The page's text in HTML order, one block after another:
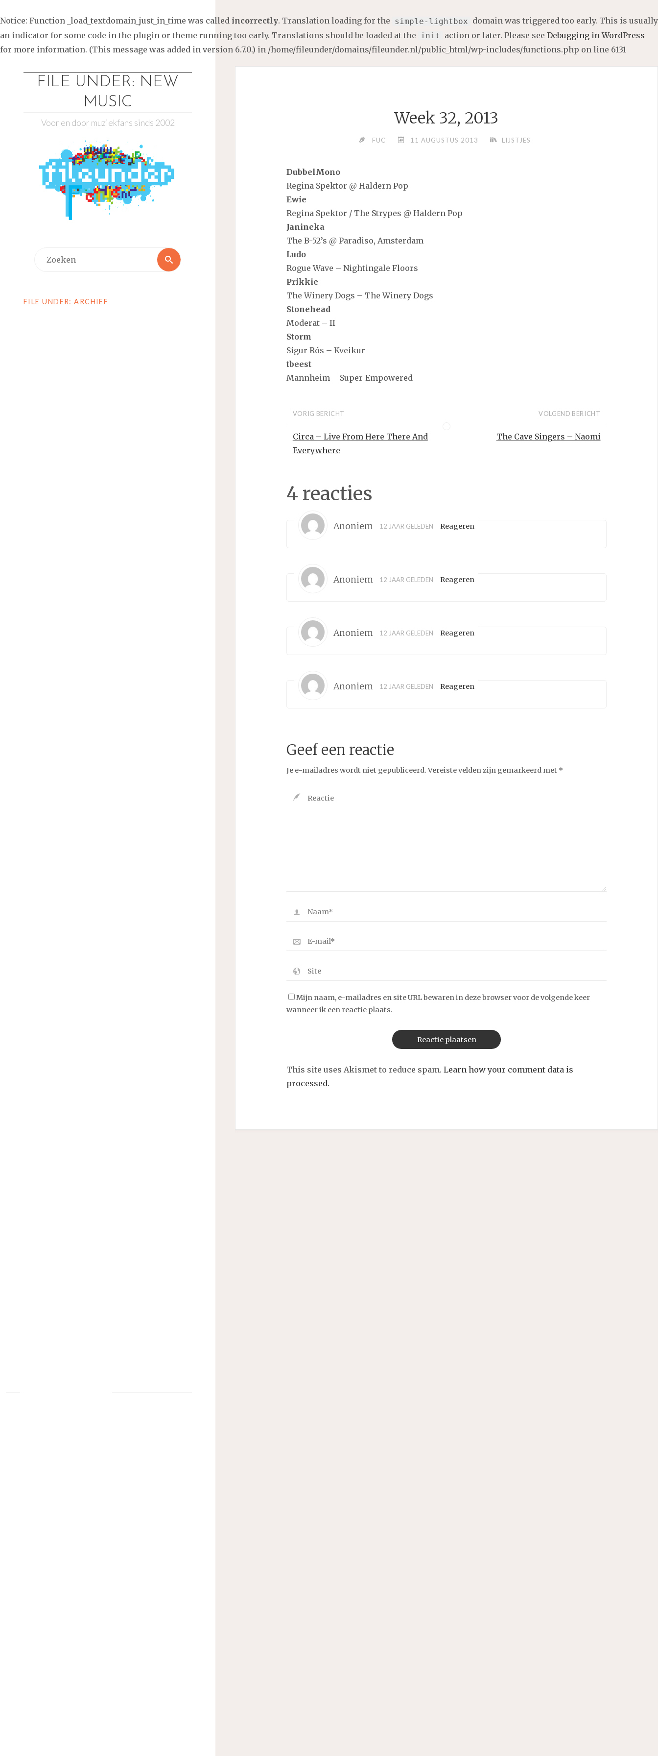
Notice: Function _load_textdomain_just_in_time was called incorrectly. Translation loading for the simple-lightbox domain was triggered too early. This is usually
an indicator for some code in the plugin or theme running too early. Translations should be loaded at the init action or later. Please see Debugging in WordPress
for more information. (This message was added in version 6.7.0.) in /home/fileunder/domains/fileunder.nl/public_html/wp-includes/functions.php on line 6131
FILE UNDER: NEW
MUSIC
Voor en door muziekfans sinds 2002
Zoeken
FILE UNDER: ARCHIEF
Week 32, 2013
FUC 11 AUGUSTUS 2013 LIJSTJES
DubbelMono
Regina Spektor @ Haldern Pop
Ewie
Regina Spektor / The Strypes @ Haldern Pop
Janineka
The B-52’s @ Paradiso, Amsterdam
Ludo
Rogue Wave – Nightingale Floors
Prikkie
The Winery Dogs – The Winery Dogs
Stonehead
Moderat – II
Storm
Sigur Rós – Kveikur
tbeest
Mannheim – Super-Empowered
VORIG BERICHT
Circa – Live From Here There And
Everywhere
VOLGEND BERICHT
The Cave Singers – Naomi
4 reacties
Anoniem 12 JAAR GELEDEN Reageren
Anoniem 12 JAAR GELEDEN Reageren
Anoniem 12 JAAR GELEDEN Reageren
Anoniem 12 JAAR GELEDEN Reageren
Geef een reactie
Je e-mailadres wordt niet gepubliceerd. Vereiste velden zijn gemarkeerd met *
Mijn naam, e-mailadres en site URL bewaren in deze browser voor de volgende keer
wanneer ik een reactie plaats.
This site uses Akismet to reduce spam. Learn how your comment data is
processed.